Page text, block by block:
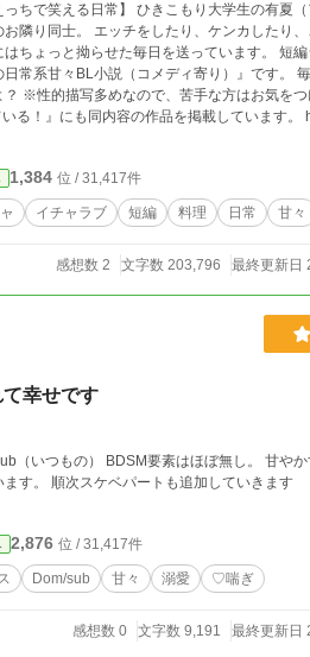
っちで笑える日常】 ひきこもり大学生の有夏
隣り同士。 エッチをしたり、ケンカしたり
毎日を送っています。 短編ショートショート。 基本的にど
常系甘々BL小説（コメディ寄り）』です。
ログ
いる！』にも同内容の作品を掲載しています
1,384 位 / 31,417件
イチャラブ 短編 料理 日常 甘々
感想数 2 文字数 203,796 最終更新日
幸せです
で、安定にイチャイチャ溺愛しています。 順次スケベパートも追加していきます
2,876 位 / 31,417件
Dom/sub 甘々 溺愛 ♡喘ぎ
感想数 0 文字数 9,191 最終更新日